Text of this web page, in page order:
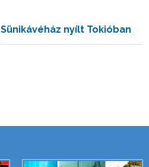
Sünikávéház nyílt Tokióban